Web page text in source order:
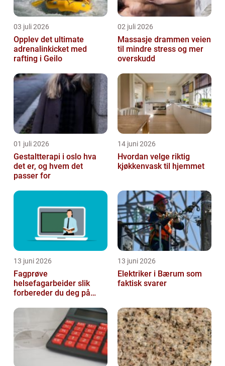
03 juli 2026
Opplev det ultimate
adrenalinkicket med
rafting i Geilo
02 juli 2026
Massasje drammen veien
til mindre stress og mer
overskudd
01 juli 2026
Gestaltterapi i oslo hva
det er, og hvem det
passer for
14 juni 2026
Hvordan velge riktig
kjøkkenvask til hjemmet
13 juni 2026
Fagprøve
helsefagarbeider slik
forbereder du deg på
13 juni 2026
Elektriker i Bærum som
faktisk svarer